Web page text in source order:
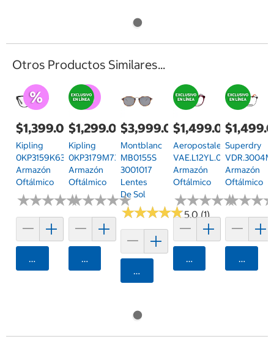
Otros Productos Similares...
$1,399.00
Kipling
0KP3159K635
Armazón
Oftálmico
★★★★★
★★★★★
Agregar
$1,299.00
Kipling
0KP3179M73951
Armazón
Oftálmico
★★★★★
★★★★★
Agregar
$3,999.00
Montblanc
MB0155S
3001017
Lentes
De Sol
★★★★★
★★★★★5.0 (1)
Agregar
$1,499.00
Aeropostale
VAE.L12YL.0RED.56
Armazón
Oftálmico
★★★★★
★★★★★
Agregar
Superdry
Armazón
Oftálmico
★★★
★★★